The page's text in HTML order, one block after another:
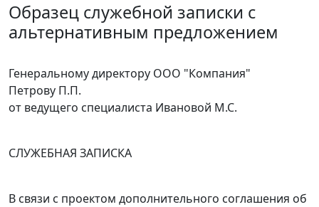
Образец служебной записки с
альтернативным предложением
Генеральному директору ООО "Компания"
Петрову П.П.
от ведущего специалиста Ивановой М.С.
СЛУЖЕБНАЯ ЗАПИСКА
В связи с проектом дополнительного соглашения об